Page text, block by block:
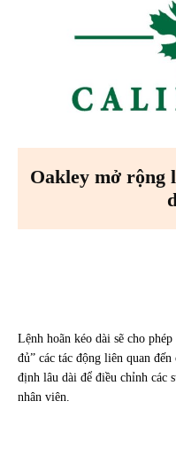
Oakley mở rộng
Lệnh hoãn kéo dài sẽ cho
đủ” các tác động liên quan
định lâu dài để điều chỉnh các
nhân viên.